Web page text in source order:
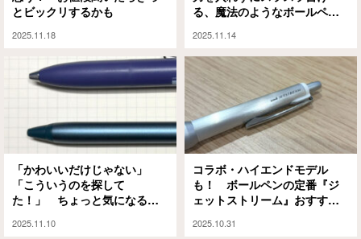
とビックリするかも
2025.11.18
る、魔法のようなボールペン
2025.11.14
「かわいいだけじゃない」
「こういうのを探して
た！」 ちょっと気になるボ
るよ
2025.11.10
コラボ・ハイエンドモデル
も！ ボールペンの定番『ジ
ェットストリーム』おすすめ7
2025.10.31